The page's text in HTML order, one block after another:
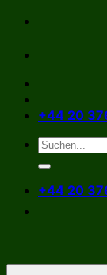
Zum
springen
+44 20
+44 20